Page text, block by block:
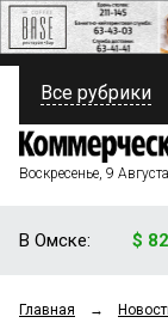
ПОЛИТИКА
ФИНАНСЫ
ОБЩЕСТВО
Все рубрики
Воскресенье, 9 Августа
В Омске: $
Главная →